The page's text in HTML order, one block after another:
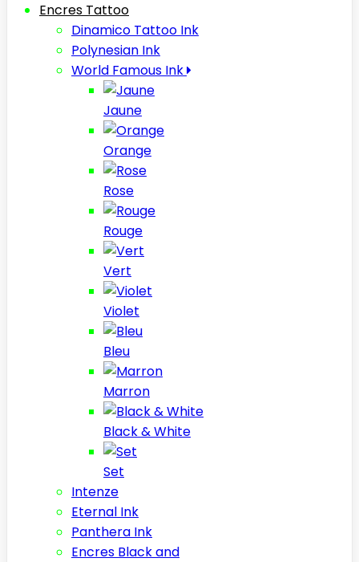
Encres Tattoo
Dinamico Tattoo Ink
Polynesian Ink
World Famous Ink
Jaune
Orange
Rose
Rouge
Vert
Violet
Bleu
Marron
Black & White
Set
Intenze
Eternal Ink
Panthera Ink
Encres Black and